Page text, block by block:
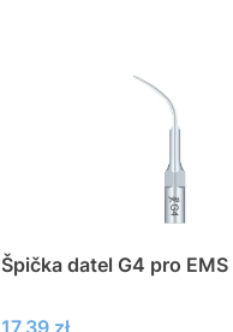
Špička datel G4 pro
Cena